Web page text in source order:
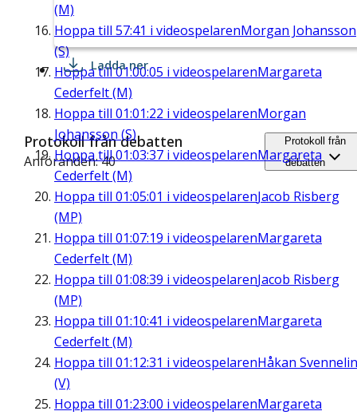
(M)
Hoppa till 57:41 i videospelarenMorgan Johansson
(S)
Hoppa till01:00:05 i videospelarenMargareta
Cederfelt (M)
Hoppa till 01:01:22 i videospelarenMorgan
Johansson (S)
Hoppa till01:03:37 i videospelarenMargareta
Cederfelt (M)
Hoppa till 01:05:01 i videospelarenJacob Risberg
(MP)
Hoppa till 01:07:19 i videospelarenMargareta
Cederfelt (M)
Hoppa till 01:08:39 i videospelarenJacob Risberg
(MP)
Hoppa till 01:10:41 i videospelarenMargareta
Cederfelt (M)
Hoppa till 01:12:31 i videospelarenHåkan
(V)
Hoppa till 01:23:00 i videospelarenMargareta
Ladda ner
Protokoll från debatten
Anföranden: 40
Protokoll från
debatten